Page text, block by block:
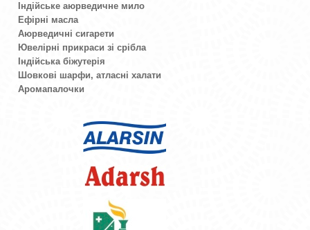
Індійське аюрведичне мило
Ефірні масла
Аюрведичні сигарети
Ювелірні прикраси зі срібла
Індійська біжутерія
Шовкові шарфи, атласні халати
Аромапалочки